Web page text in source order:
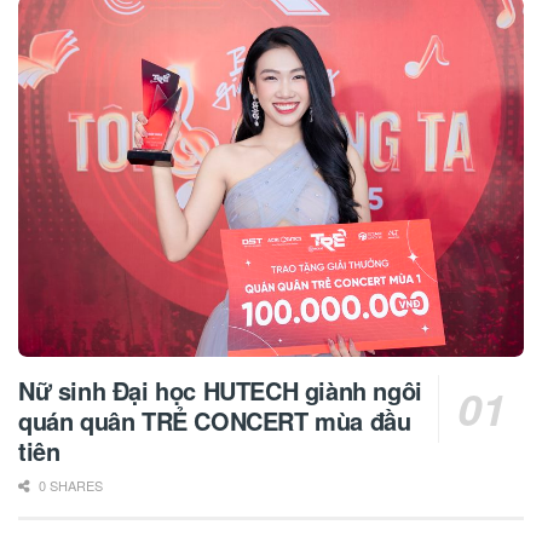
Nữ sinh Đại học HUTECH giành ngôi
quán quân TRẺ CONCERT mùa đầu
tiên
0 SHARES